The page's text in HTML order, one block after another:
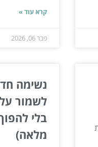
קרא עוד »
פבר 06, 2026
נשימה
לשמור
בלי
מלאה)